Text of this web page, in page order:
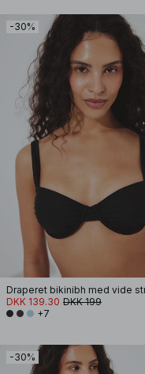
-30%
DKK 139.30 DKK 199
+7
-30%